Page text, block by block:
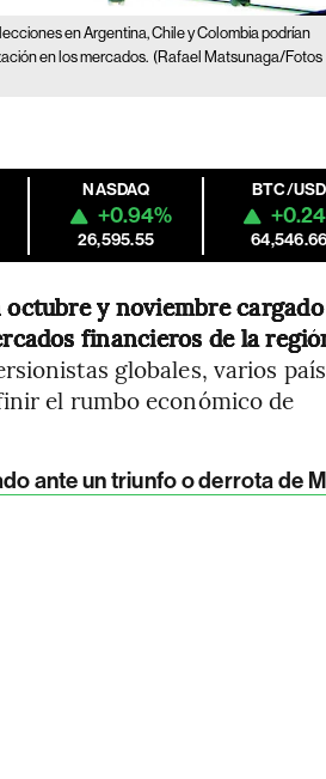
en Argentina, Chile y Colombia podrían
en los mercados. (Rafael Matsunaga/Fotos
NASDAQ
+0.94%
26,595.55
BTC/USD
64,546.66
y noviembre
financieros de la
globales, varios
el rumbo económico de
ante un triunfo o derrota de